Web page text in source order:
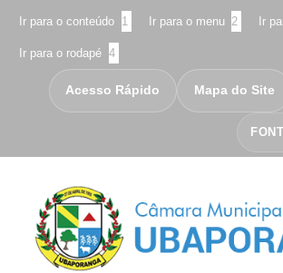
Ir para o conteúdo 1 Ir para o menu 2 Ir
Ir para o rodapé 4
Acesso Rápido Mapa do Site